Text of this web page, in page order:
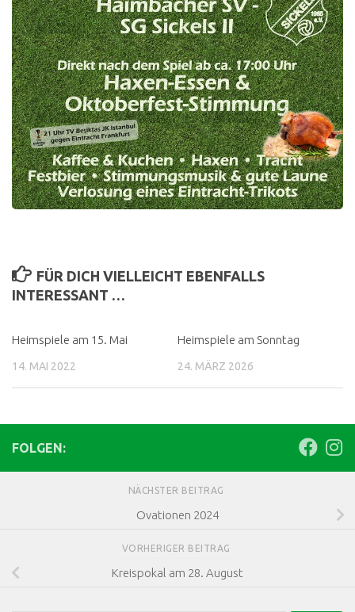
FÜR DICH VIELLEICHT EBENFALLS
INTERESSANT …
Heimspiele am 15. Mai
14. MAI 2022
Heimspiele am Sonntag
24. MÄRZ 2026
FOLGEN:
NÄCHSTER BEITRAG
Ovationen 2024
VORHERIGER BEITRAG
Kreispokal am 28. August